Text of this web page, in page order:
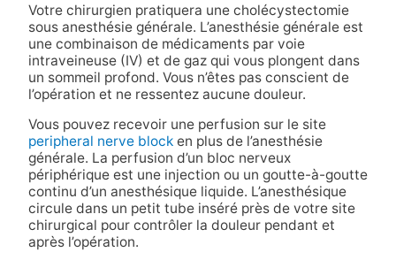
Votre chirurgien pratiquera une cholécystectomie
sous anesthésie générale. L’anesthésie générale est
une combinaison de médicaments par voie
intraveineuse (IV) et de gaz qui vous plongent dans
un sommeil profond. Vous n’êtes pas conscient de
l’opération et ne ressentez aucune douleur.
Vous pouvez recevoir une perfusion sur le site
peripheral nerve blocken plus de l’anesthésie
générale. La perfusion d’un bloc nerveux
périphérique est une injection ou un goutte-à-goutte
continu d’un anesthésique liquide. L’anesthésique
circule dans un petit tube inséré près de votre site
chirurgical pour contrôler la douleur pendant et
après l’opération.